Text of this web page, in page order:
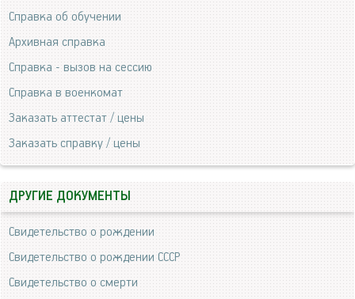
Справка об обучении
Архивная справка
Справка - вызов на сессию
Справка в военкомат
Заказать аттестат / цены
Заказать справку / цены
ДРУГИЕ ДОКУМЕНТЫ
Свидетельство о рождении
Свидетельство о рождении СССР
Свидетельство о смерти